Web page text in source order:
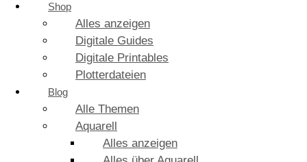
Shop
Alles anzeigen
Digitale Guides
Digitale Printables
Plotterdateien
Blog
Alle Themen
Aquarell
Alles anzeigen